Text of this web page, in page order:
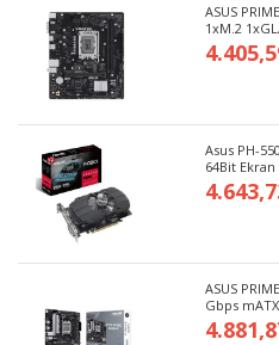
ASUS
1xM.2
Asus PH-
64Bit Ekran
ASUS
Gbps